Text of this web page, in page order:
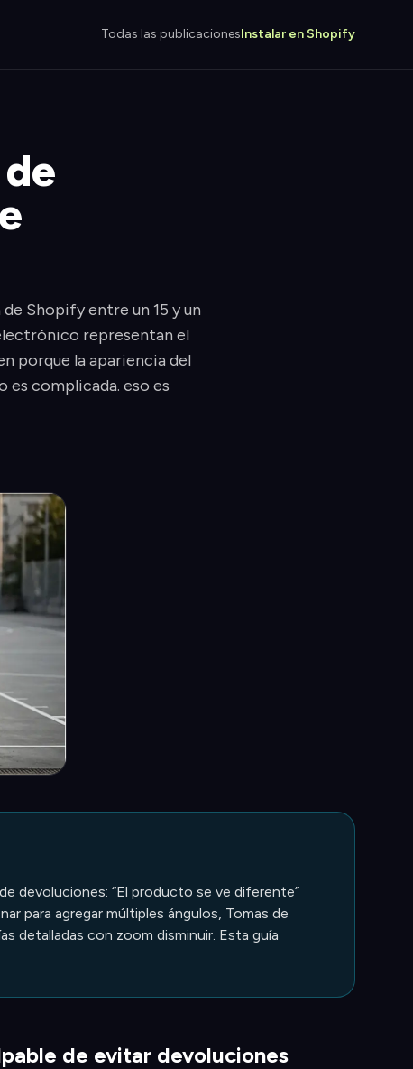
Todas las publicacionesInstalar en Shopify
Shopify entre un 15 y un
representan el
porque la apariencia del
complicada. eso es
devoluciones: “El producto se ve diferente”
para agregar múltiples ángulos, Tomas de
detalladas con zoom disminuir. Esta guía
de evitar devoluciones